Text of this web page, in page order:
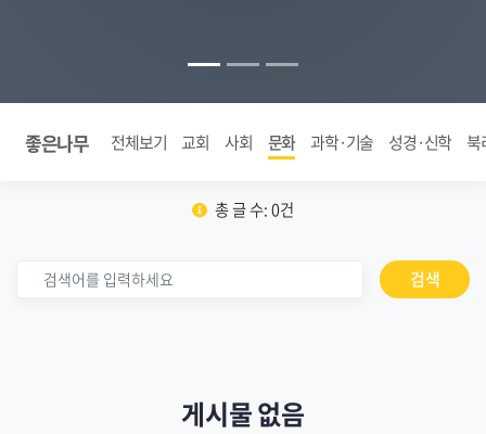
좋은나무 전체보기 교회 사회 문화 과학·기술 성경·신학 북
총 글 수: 0건
검색
게시물 없음